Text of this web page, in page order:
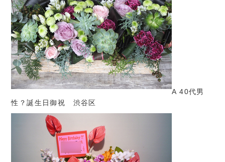
A 40代男
性？誕生日御祝 渋谷区